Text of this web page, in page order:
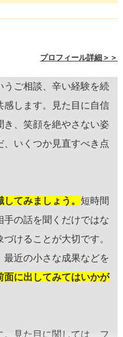
プロフィール詳細＞＞
うご相談、辛い経験を続
感します。見た目に自信
き、笑顔を絶やさない姿
いくつか見直すべき点
てみましょう。 短時間
手の話を聞くだけではな
けることが大切です。
最近の小さな成果などを
面に出してみてはいかが
。見た目に関しては、フ